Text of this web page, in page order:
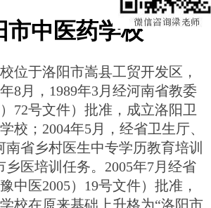
市中医药学校
位于洛阳市嵩县工贸开发区，
8月，1989年3月经河南省教委
）72号文件）批准，成立洛阳卫
校；2004年5月，经省卫生厅、
南省乡村医生中专学历教育培训
乡医培训任务。2005年7月经省
中医2005）19号文件）批准，
校在原来基础上升格为“洛阳市